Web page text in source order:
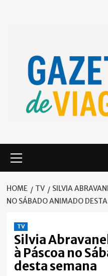
Menu
HOME TV
SILVIA
NO SÁBADO ANIMADO
TV
Silvia
à Páscoa no
desta semana